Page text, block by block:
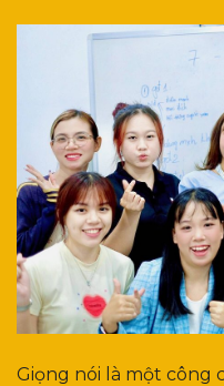
Giọng nói là một công